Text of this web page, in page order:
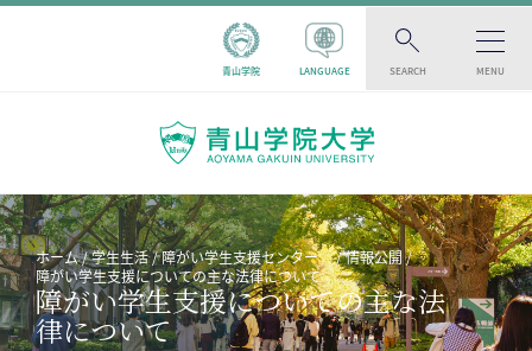
青山学院 LANGUAGE SEARCH MENU
ホーム 学生生活 障がい学生支援センター
情報公開
障がい学生支援についての主な法律について
障がい学生支援についての主な法
律について